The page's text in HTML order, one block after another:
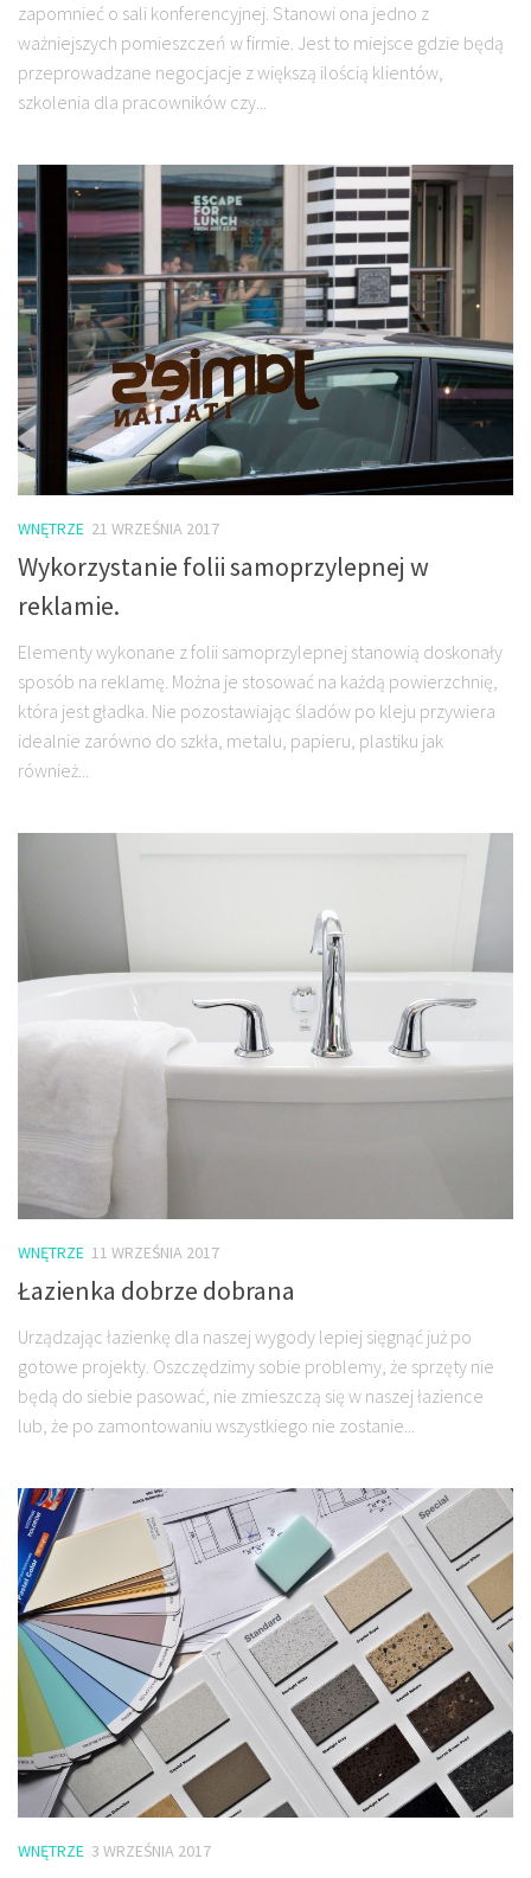
zapomnieć o sali konferencyjnej. Stanowi ona jedno z
ważniejszych pomieszczeń w firmie. Jest to miejsce gdzie będą
przeprowadzane negocjacje z większą ilością klientów,
szkolenia dla pracowników czy...
WNĘTRZE 21 WRZEŚNIA 2017
Wykorzystanie folii samoprzylepnej w
reklamie.
Elementy wykonane z folii samoprzylepnej stanowią doskonały
sposób na reklamę. Można je stosować na każdą powierzchnię,
która jest gładka. Nie pozostawiając śladów po kleju przywiera
idealnie zarówno do szkła, metalu, papieru, plastiku jak
również...
WNĘTRZE 11 WRZEŚNIA 2017
Łazienka dobrze dobrana
Urządzając łazienkę dla naszej wygody lepiej sięgnąć już po
gotowe projekty. Oszczędzimy sobie problemy, że sprzęty nie
będą do siebie pasować, nie zmieszczą się w naszej łazience
lub, że po zamontowaniu wszystkiego nie zostanie...
WNĘTRZE 3 WRZEŚNIA 2017